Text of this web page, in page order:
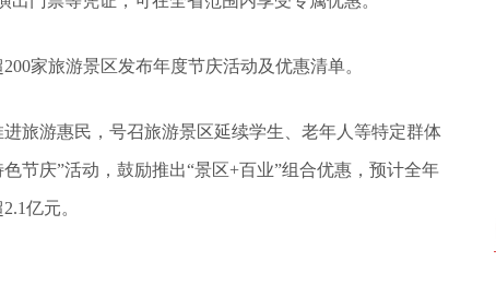
家旅游景区发布年度节庆活动及优惠清单。
旅游惠民，号召旅游景区延续学生、老年人等特定群体
节庆”活动，鼓励推出“景区+百业”组合优惠，预计全年
亿元。